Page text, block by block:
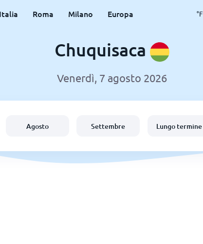
Italia Roma Milano Europa °F
Chuquisaca
Venerdì, 7 agosto 2026
Agosto Settembre Lungo termine